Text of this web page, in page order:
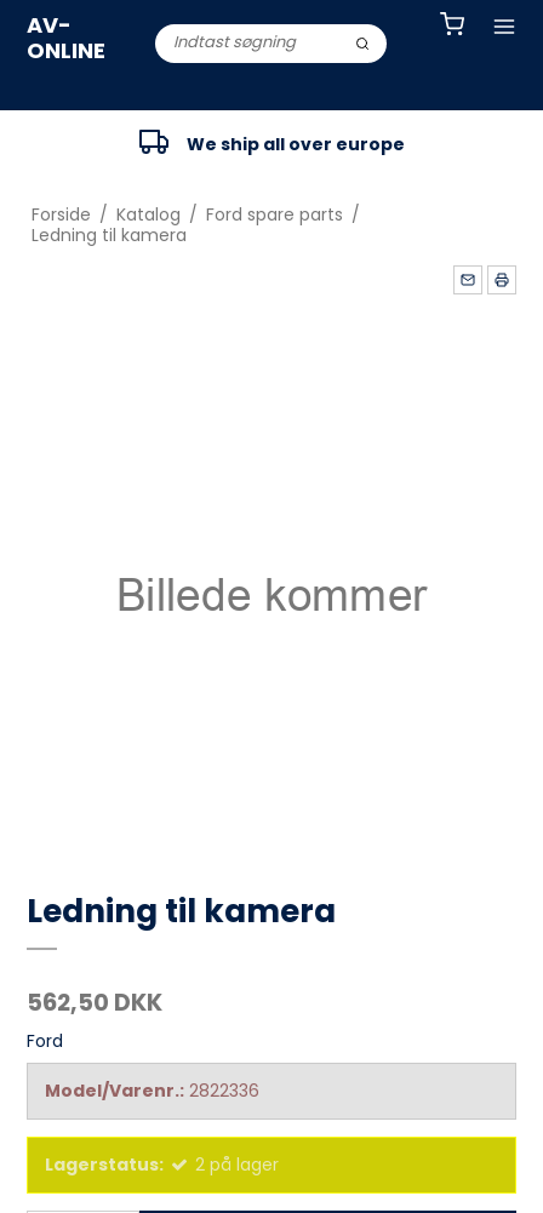
AV-
ONLINE
We ship all over europe
Forside / Katalog / Ford spare parts /
Ledning til kamera
Ledning til kamera
562,50 DKK
Ford
Model/Varenr.: 2822336
Lagerstatus: 2 på lager